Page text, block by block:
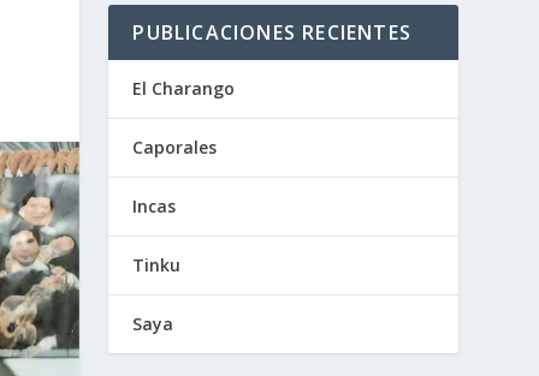
PUBLICACIONES RECIENTES
El Charango
Caporales
Incas
Tinku
Saya